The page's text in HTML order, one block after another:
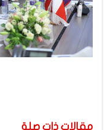
مقالات ذات صلة